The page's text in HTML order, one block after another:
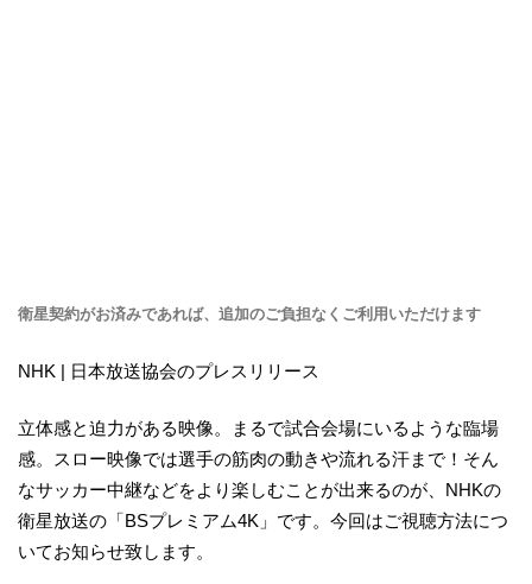
衛星契約がお済みであれば、追加のご負担なくご利用いただけます
NHK | 日本放送協会のプレスリリース
立体感と迫力がある映像。まるで試合会場にいるような臨場
感。スロー映像では選手の筋肉の動きや流れる汗まで！そん
なサッカー中継などをより楽しむことが出来るのが、NHKの
衛星放送の「BSプレミアム4K」です。今回はご視聴方法につ
いてお知らせ致します。